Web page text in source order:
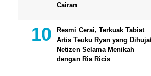
Cairan
Resmi Cerai, Terkuak Tabiat
Artis Teuku Ryan yang
Netizen Selama Menikah
dengan Ria Ricis